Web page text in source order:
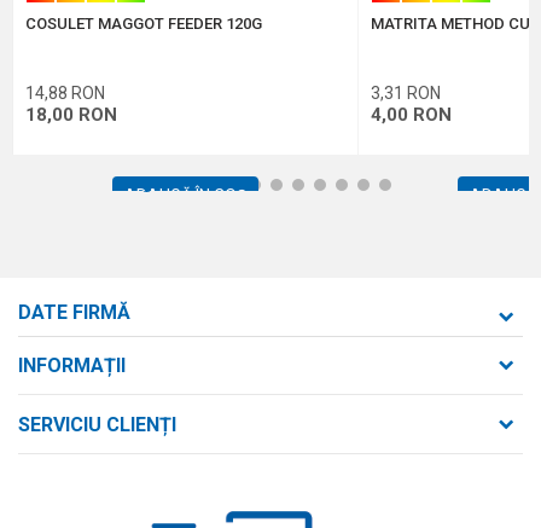
COSULET MAGGOT FEEDER 120G
14,88 RON
18,00 RON
ADAUGĂ ÎN COȘ
MATRITA METHOD CU
3,31 RON
4,00 RON
ADAUGĂ
1 2 3 4 5 6 7 8 9 101112
DATE FIRMĂ
strada Bld. Mihai Viteazul nr. 169/B
INFORMAȚII
SERVICIU CLIENȚI